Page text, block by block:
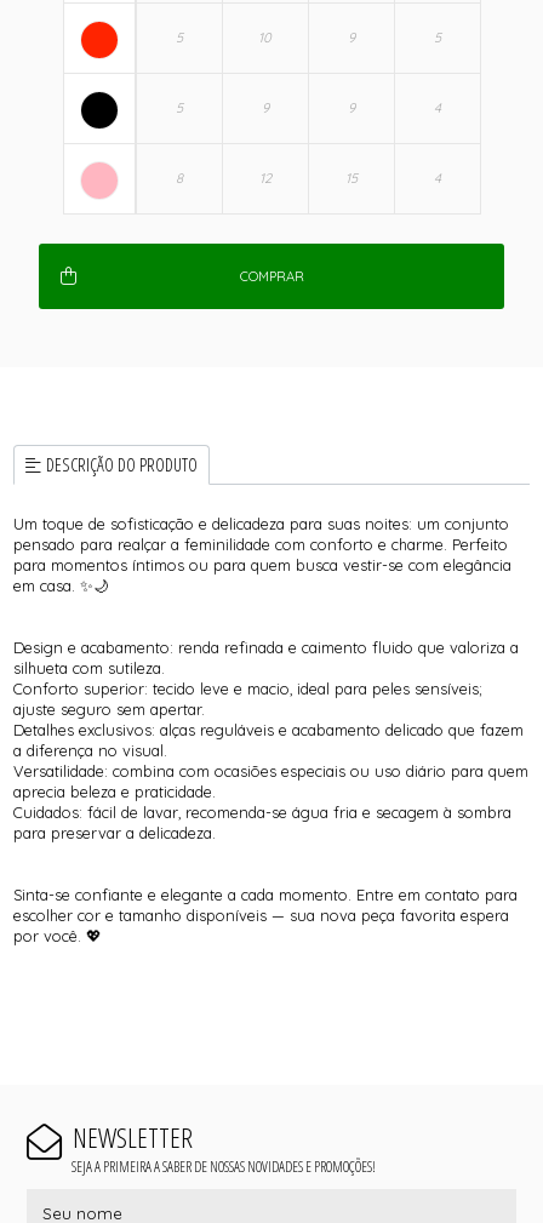
COMPRAR
DESCRIÇÃO DO PRODUTO
Um toque de sofisticação e delicadeza para suas noites: um conjunto
pensado para realçar a feminilidade com conforto e charme. Perfeito
para momentos íntimos ou para quem busca vestir-se com elegância
em casa. ✨🌙
Design e acabamento: renda refinada e caimento fluido que valoriza a
silhueta com sutileza.
Conforto superior: tecido leve e macio, ideal para peles sensíveis;
ajuste seguro sem apertar.
Detalhes exclusivos: alças reguláveis e acabamento delicado que fazem
a diferença no visual.
Versatilidade: combina com ocasiões especiais ou uso diário para quem
aprecia beleza e praticidade.
Cuidados: fácil de lavar, recomenda-se água fria e secagem à sombra
para preservar a delicadeza.
Sinta-se confiante e elegante a cada momento. Entre em contato para
escolher cor e tamanho disponíveis — sua nova peça favorita espera
por você. 💖
NEWSLETTER
SEJA A PRIMEIRA A SABER DE NOSSAS NOVIDADES E PROMOÇÕES!